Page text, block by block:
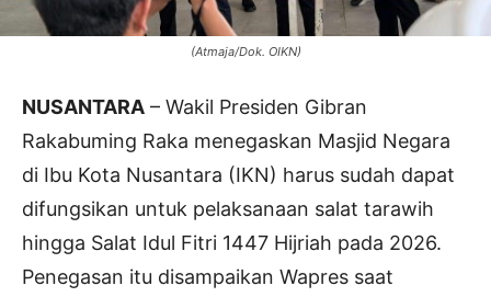
(Atmaja/Dok. OIKN)
NUSANTARA – Wakil Presiden Gibran
Rakabuming Raka menegaskan Masjid Negara
di Ibu Kota Nusantara (IKN) harus sudah dapat
difungsikan untuk pelaksanaan salat tarawih
hingga Salat Idul Fitri 1447 Hijriah pada 2026.
Penegasan itu disampaikan Wapres saat